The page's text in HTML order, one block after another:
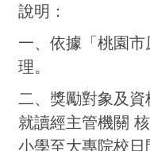
說明：
一、依據「桃園
理。
二、獎勵對象及資
就讀經主管機關
小學至大專院校